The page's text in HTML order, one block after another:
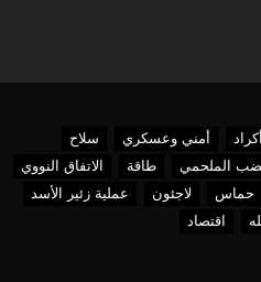
أكراد أمني وعسكري
سلاح
الملحمي طاقة
الاتفاق النووي
حماس لاجئون
عملية زئير الأسد
اقتصاد